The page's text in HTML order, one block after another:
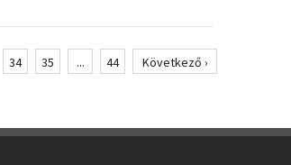
34 35 ... 44 Következő ›